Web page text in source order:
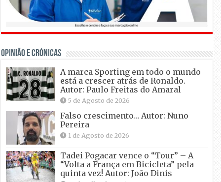
OPINIÃO E CRÓNICAS
A marca Sporting em todo o mundo
está a crescer atrás de Ronaldo.
Autor: Paulo Freitas do Amaral
5 de Agosto de 2026
Falso crescimento… Autor: Nuno
Pereira
1 de Agosto de 2026
Tadei Pogacar vence o “Tour” – A
“Volta a França em Bicicleta” pela
quinta vez! Autor: João Dinis